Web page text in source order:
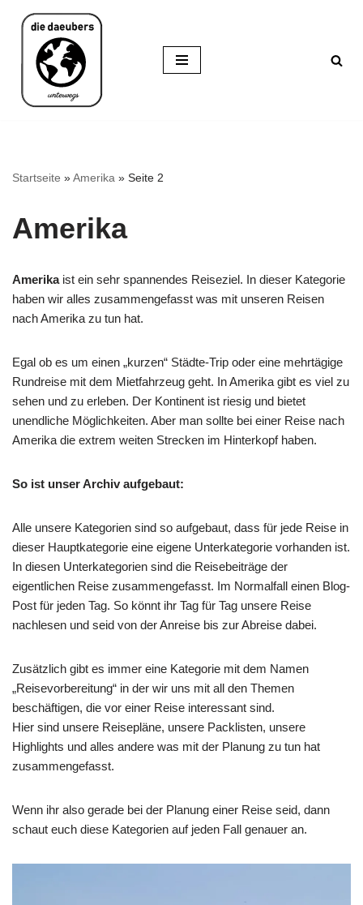
Inhalt
springen
Startseite »Amerika » Seite 2
Amerika
Amerikaist ein sehr spannendes Reiseziel. In dieser Kategorie
haben wir alles zusammengefasst was mit unseren Reisen
nach Amerika zu tun hat.
Egal ob es um einen „kurzen“ Städte-Trip oder eine mehrtägige
Rundreise mit dem Mietfahrzeug geht. In Amerika gibt es viel zu
sehen und zu erleben. Der Kontinent ist riesig und bietet
unendliche Möglichkeiten. Aber man sollte bei einer Reise nach
Amerika die extrem weiten Strecken im Hinterkopf haben.
So ist unser Archiv aufgebaut:
Alle unsere Kategorien sind so aufgebaut, dass für jede Reise in
dieser Hauptkategorie eine eigene Unterkategorie vorhanden ist.
In diesen Unterkategorien sind die Reisebeiträge der
eigentlichen Reise zusammengefasst. Im Normalfall einen Blog-
Post für jeden Tag. So könnt ihr Tag für Tag unsere Reise
nachlesen und seid von der Anreise bis zur Abreise dabei.
Zusätzlich gibt es immer eine Kategorie mit dem Namen
„Reisevorbereitung“ in der wir uns mit all den Themen
beschäftigen, die vor einer Reise interessant sind.
Hier sind unsere Reisepläne, unsere Packlisten, unsere
Highlights und alles andere was mit der Planung zu tun hat
zusammengefasst.
Wenn ihr also gerade bei der Planung einer Reise seid, dann
schaut euch diese Kategorien auf jeden Fall genauer an.